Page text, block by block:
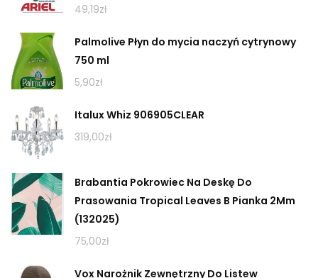
49,19zł
Palmolive Płyn do mycia naczyń cytrynowy
750 ml
5,90zł
Italux Whiz 906905CLEAR
319,00zł
Brabantia Pokrowiec Na Deskę Do
Prasowania Tropical Leaves B Pianka 2Mm
(132025)
75,00zł
Vox Narożnik Zewnętrzny Do Listew